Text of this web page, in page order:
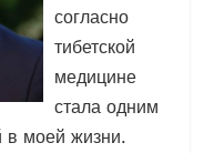
согласно
тибетской
медицине
стала одним
в моей жизни.